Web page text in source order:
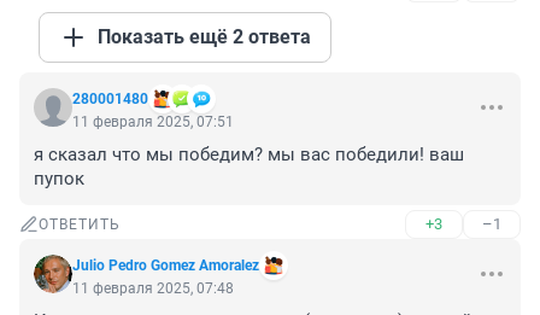
Показать ещё 2 ответа
280001480
11 февраля 2025, 07:51
я сказал что мы победим? мы вас победили! ваш
пупок
ОТВЕТИТЬ +3 –1
Julio Pedro Gomez Amoralez
11 февраля 2025, 07:48